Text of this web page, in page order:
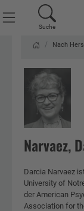
Suche
Nach
Narvaez,
Darcia Narvaez
University of
der American
Association for